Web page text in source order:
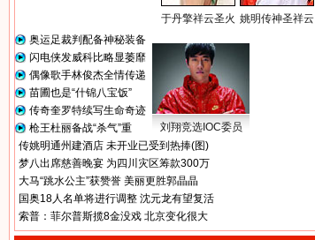
于丹擎祥云圣火 姚明传神圣祥云
奥运足裁判配备神秘装备
闪电侠发威科比略显萎靡
偶像歌手林俊杰全情传递
苗圃也是“什锦八宝饭”
传奇奎罗特续写生命奇迹
枪王杜丽备战“杀气”重
刘翔竞选IOC委员
传姚明通州建酒店 未开业已受到热捧(图)
梦八出席慈善晚宴 为四川灾区筹款300万
大马“跳水公主”获赞誉 美丽更胜郭晶晶
国奥18人名单将进行调整 沈元龙有望复活
索普：菲尔普斯揽8金没戏 北京变化很大